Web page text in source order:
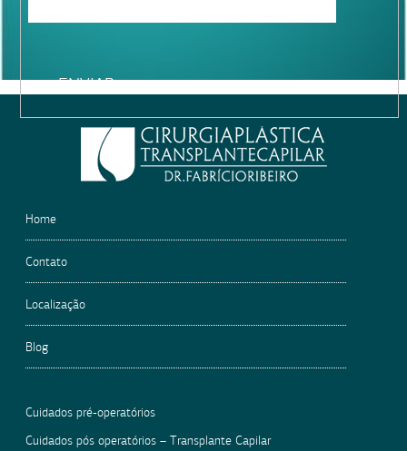
leave
Home
Contato
Localização
Blog
Cuidados pré-operatórios
Cuidados pós operatórios – Transplante Capilar